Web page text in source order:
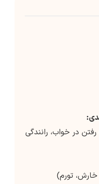
در خواب، رانندگی
خارش، تورم)